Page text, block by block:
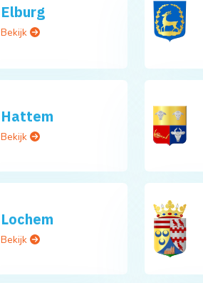
Elburg
Bekijk
Hattem
Bekijk
Lochem
Bekijk